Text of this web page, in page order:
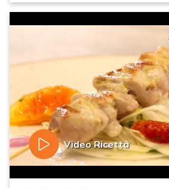
Video Ricetta